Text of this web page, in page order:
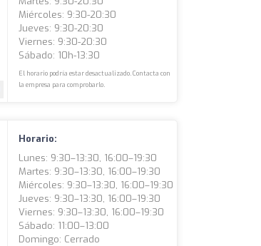
Miércoles: 9:30-20:30
Jueves: 9:30-20:30
Viernes: 9:30-20:30
Sábado: 10h-13:30
El horario podría estar desactualizado. Contacta con
la empresa para comprobarlo.
Horario:
Lunes: 9:30–13:30, 16:00–19:30
Martes: 9:30–13:30, 16:00–19:30
Miércoles: 9:30–13:30, 16:00–19:30
Jueves: 9:30–13:30, 16:00–19:30
Viernes: 9:30–13:30, 16:00–19:30
Sábado: 11:00–13:00
Domingo: Cerrado